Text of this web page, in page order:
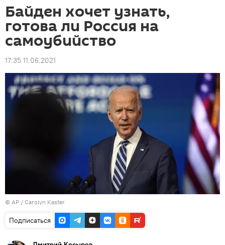
Байден хочет узнать,
готова ли Россия на
самоубийство
17:35 11.06.2021
© AP / Carolyn Kaster
Подписаться